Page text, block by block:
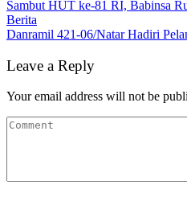
Sambut HUT ke-81 RI, Babinsa
Berita
Danramil 421-06/Natar Hadiri
Leave a Reply
Your email address will not be